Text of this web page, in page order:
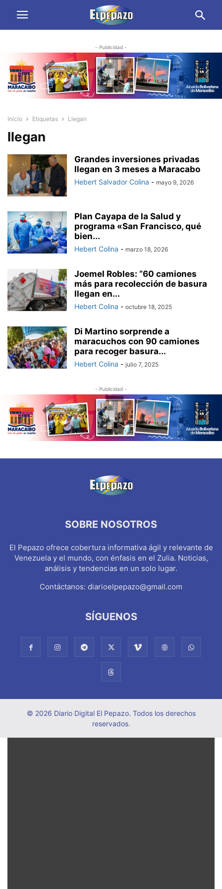
- Publicidad -
Inicio Etiquetas Llegan
llegan
Grandes inversiones privadas
llegan en 3 meses a Maracabo
Hebert Salvador Colina - mayo 9, 2026
Plan Cayapa de la Salud y
programa «San Francisco, qué
bien...
Hebert Colina - marzo 18, 2026
Joemel Robles: “60 camiones
más para recolección de basura
llegan en...
Hebert Colina - octubre 18, 2025
Di Martino sorprende a
maracuchos con 90 camiones
para recoger basura...
Hebert Colina - julio 7, 2025
- Publicidad -
SOBRE NOSOTROS
El Pepazo ofrece cobertura informativa ágil y relevante de
Venezuela y el mundo, con énfasis en el Zulia. Noticias,
análisis y tendencias en un solo lugar.
Contáctanos: diarioelpepazo@gmail.com
SÍGUENOS
© 2026 Diario Digital El Pepazo. Todos los derechos
reservados.